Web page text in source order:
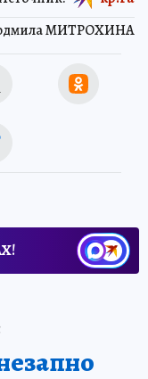
МИТРОХИНА